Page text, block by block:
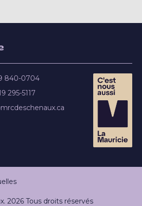
840-0704
295-5117
2026 Tous droits réservés